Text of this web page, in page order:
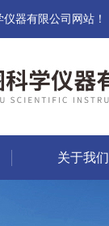
器有限公司网站！
关于我们